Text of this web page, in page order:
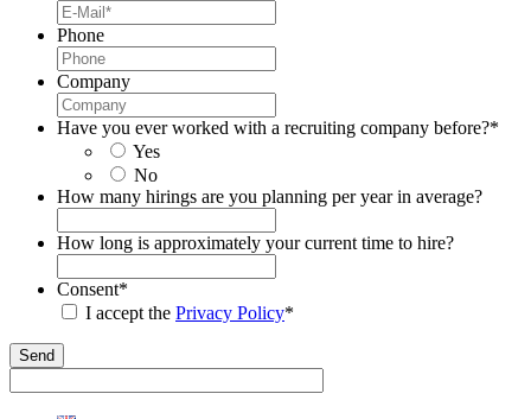
Phone
Company
Have you ever worked with a recruiting company before?*
Yes
No
How many hirings are you planning per year in average?
How long is approximately your current time to hire?
Consent*
I accept the Privacy Policy*